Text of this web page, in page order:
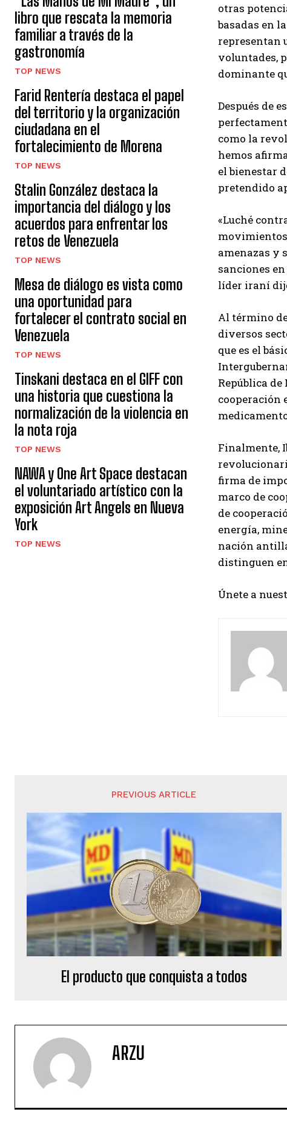
libro que rescata la memoria
familiar a través de la
gastronomía
TOP NEWS
Farid Rentería destaca el papel
del territorio y la organización
ciudadana en el
fortalecimiento de Morena
TOP NEWS
Stalin González destaca la
importancia del diálogo y los
acuerdos para enfrentar los
retos de Venezuela
TOP NEWS
Mesa de diálogo es vista como
una oportunidad para
fortalecer el contrato social en
Venezuela
TOP NEWS
Tinskani destaca en el GIFF con
una historia que cuestiona la
normalización de la violencia en
la nota roja
TOP NEWS
NAWA y One Art Space destacan
el voluntariado artístico con la
exposición Art Angels en Nueva
York
TOP NEWS
otras
basadas en
representan
voluntades,
dominante
Después de
como la
hemos
el bienestar
pretendido
«Luché
movimientos
amenazas y
sanciones
líder iraní
Al término
diversos
que es el
República
cooperación
Finalmente,
firma de
marco de
de
energía,
nación
distinguen
Únete a
PREVIOUS ARTICLE
El producto que conquista a todos
ARZU